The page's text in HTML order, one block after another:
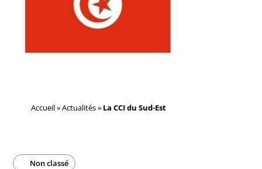
Accueil»Actualités» La CCI du Sud-Est
Non classé